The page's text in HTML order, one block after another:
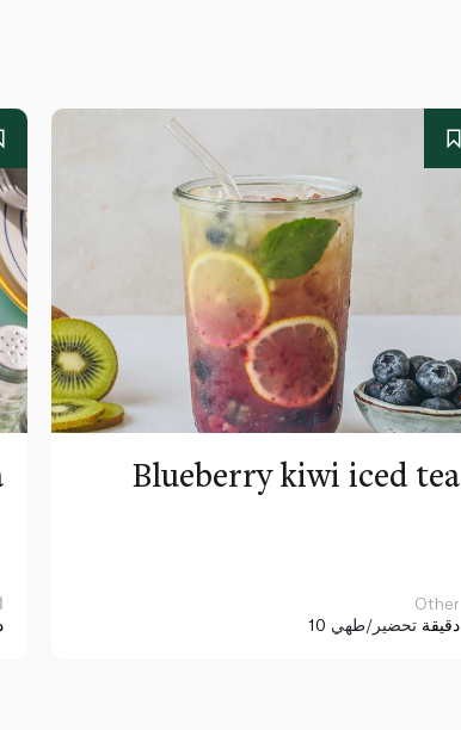
Blueberry kiwi iced tea
Other
10 دقيقة تحضير/طهي